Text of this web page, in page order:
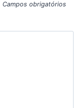
Campos obrigatórios